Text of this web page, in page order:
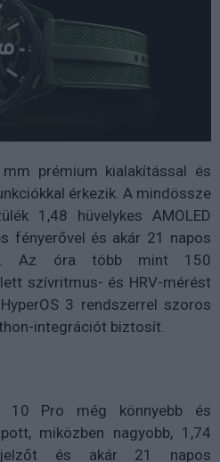
prémium kialakítással és
érkezik. A mindössze
1,48 hüvelykes AMOLED
fényerővel és akár 21 napos
Az óra több mint 150
szívritmus- és HRV-mérést
3 rendszerrel szoros
integrációt biztosít.
10 Pro még könnyebb és
miközben nagyobb, 1,74
és akár 21 napos